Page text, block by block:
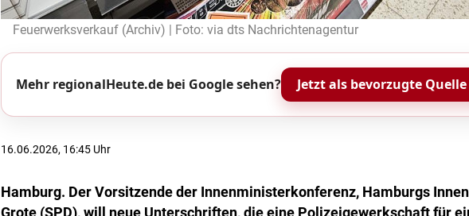
Feuerwerksverkauf (Archiv) | Foto: via dts Nachrichtenagentur
Mehr regionalHeute.de bei Google sehen? Jetzt als bevorzugte
16.06.2026, 16:45 Uhr
Hamburg. Der Vorsitzende der Innenministerkonferenz, Hamburgs
Grote (SPD), will neue Unterschriften, die eine Polizeigewerkschaft für